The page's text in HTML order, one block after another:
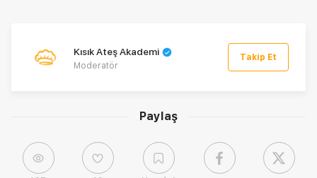
Paylaş
Kısık Ateş Akademi
Moderatör
Takip Et